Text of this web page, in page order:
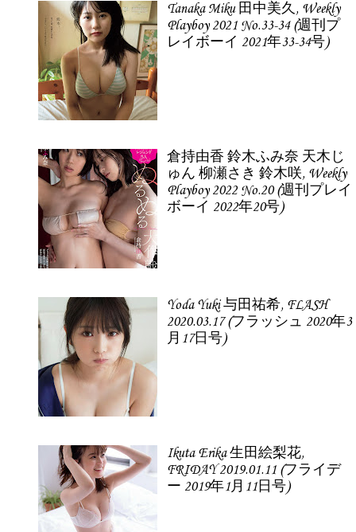
Tanaka Miku 田中美久, Weekly
Playboy 2021 No.33-34 (週刊プ
レイボーイ 2021年33-34号)
倉持由香 鈴木ふみ奈 天木じ
ゅん 柳瀬さき 鈴木咲, Weekly
Playboy 2022 No.20 (週刊プレイ
ボーイ 2022年20号)
Yoda Yuki 与田祐希, FLASH
2020.03.17 (フラッシュ 2020年3
月17日号)
Ikuta Erika 生田絵梨花,
FRIDAY 2019.01.11 (フライデ
ー 2019年1月11日号)